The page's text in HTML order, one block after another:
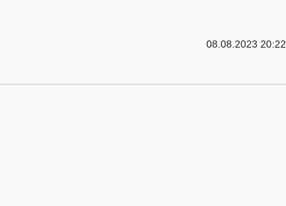
08.08.2023 20:22